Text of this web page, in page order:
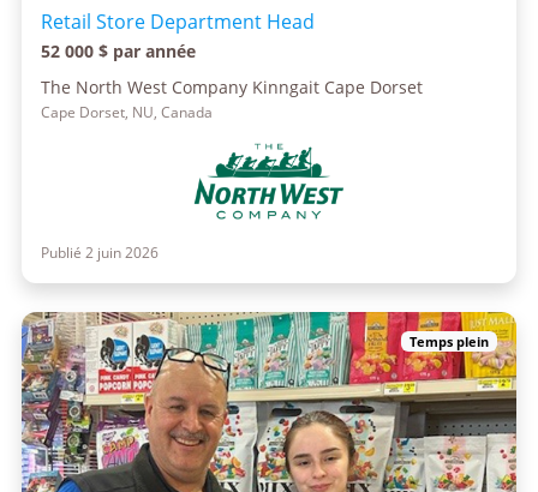
Retail Store Department Head
52 000 $ par année
The North West Company Kinngait Cape Dorset
Cape Dorset, NU, Canada
Publié 2 juin 2026
Temps plein